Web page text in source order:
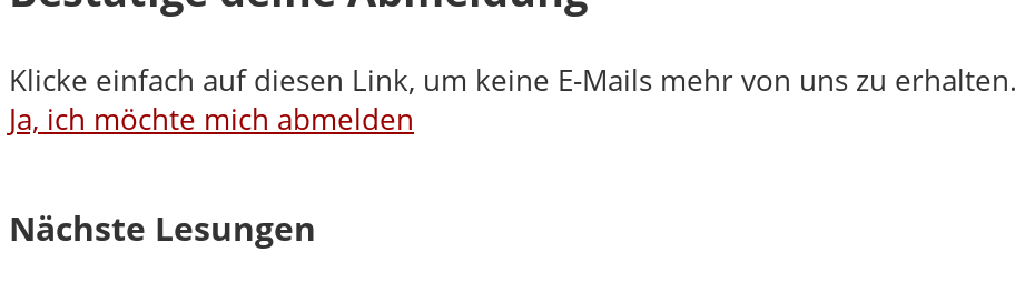
Klicke einfach auf diesen Link, um keine E-Mails mehr von uns zu erhalten.
Ja, ich möchte mich abmelden
Nächste Lesungen